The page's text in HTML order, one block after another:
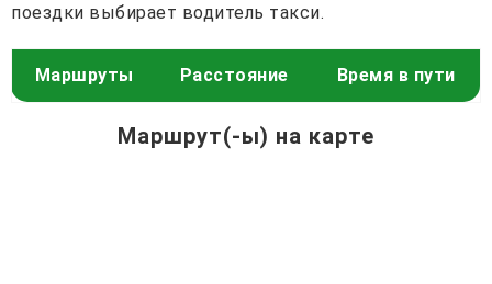
поездки выбирает водитель такси.
Маршруты Расстояние Время в пути
Маршрут(-ы) на карте